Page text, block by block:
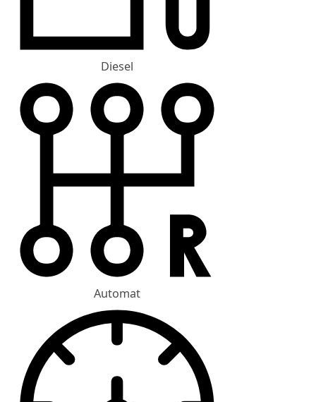
Diesel
Automat